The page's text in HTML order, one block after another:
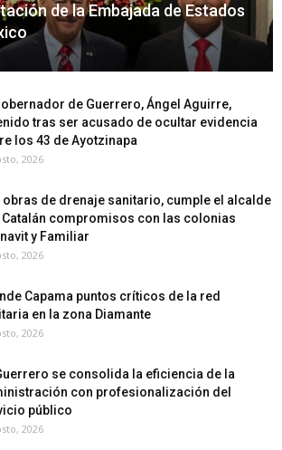
de la Embajada de Estados
de Guerrero, Ángel Aguirre,
tras ser acusado de ocultar evidencia
los 43 de Ayotzinapa
2026
obras de drenaje sanitario, cumple el alcalde
Catalán compromisos con las colonias
y Familiar
2026
Capama puntos críticos de la red
en la zona Diamante
2026
se consolida la eficiencia de la
con profesionalización del
público
2026